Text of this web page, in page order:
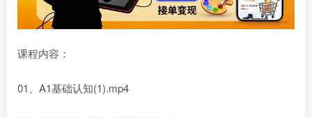
课程内容：
01、A1基础认知(1).mp4